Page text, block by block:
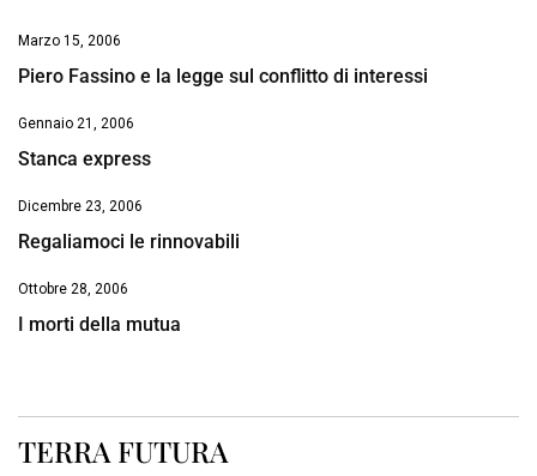
Marzo 15, 2006
Piero Fassino e la legge sul conflitto di interessi
Gennaio 21, 2006
Stanca express
Dicembre 23, 2006
Regaliamoci le rinnovabili
Ottobre 28, 2006
I morti della mutua
TERRA FUTURA